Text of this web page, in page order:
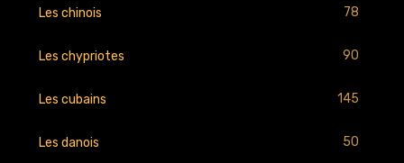
Les chinois 78
Les chypriotes 90
Les cubains 145
Les danois 50